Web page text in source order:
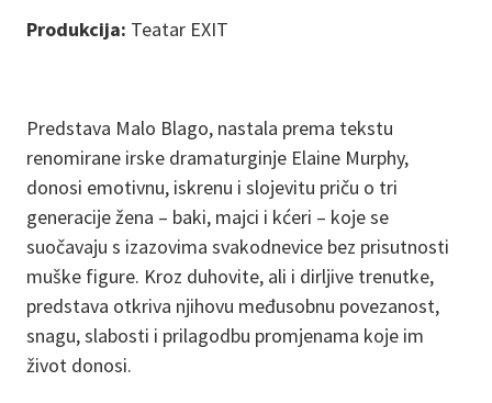
Produkcija: Teatar EXIT
Predstava Malo Blago, nastala prema tekstu
renomirane irske dramaturginje Elaine Murphy,
donosi emotivnu, iskrenu i slojevitu priču o tri
generacije žena – baki, majci i kćeri – koje se
suočavaju s izazovima svakodnevice bez prisutnosti
muške figure. Kroz duhovite, ali i dirljive trenutke,
predstava otkriva njihovu međusobnu povezanost,
snagu, slabosti i prilagodbu promjenama koje im
život donosi.